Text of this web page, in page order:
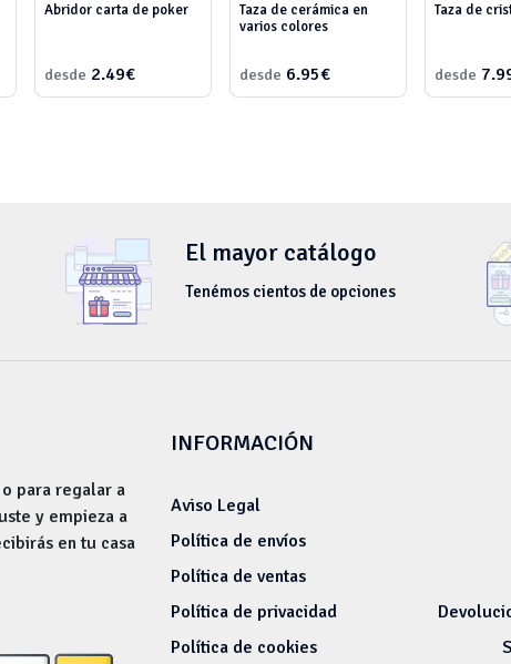
Abridor carta de poker
desde 2.49€
Taza de cerámica en
varios colores
desde 6.95€
Taza de
desde
El mayor catálogo
Tenémos cientos de opciones
para regalar a
y empieza a
en tu casa
INFORMACIÓN
Aviso Legal
Política de envíos
Política de ventas
Política de privacidad
Política de cookies